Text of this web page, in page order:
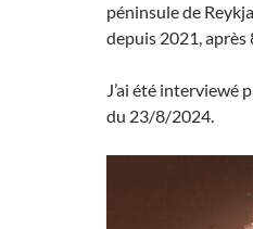
péninsule de
depuis 2021, après
J’ai été interviewé
du 23/8/2024.